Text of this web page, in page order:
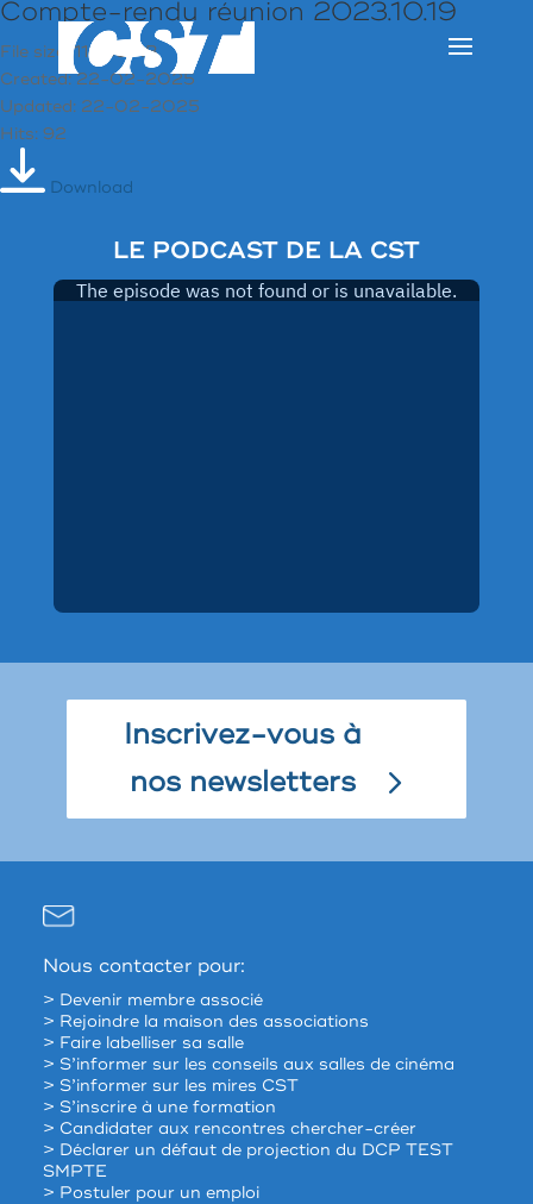
Compte-rendu réunion 2023.10.19
File size: 114.38 KB
Created: 22-02-2025
Updated: 22-02-2025
Hits: 92
Download
LE PODCAST DE LA CST
Inscrivez-vous à
nos newsletters
Nous contacter pour:
> Devenir membre associé
> Rejoindre la maison des associations
> Faire labelliser sa salle
> S’informer sur les conseils aux salles de cinéma
> S’informer sur les mires CST
> S’inscrire à une formation
> Candidater aux rencontres chercher-créer
> Déclarer un défaut de projection du DCP TEST
SMPTE
> Postuler pour un emploi